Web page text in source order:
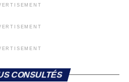
CONSULTÉS